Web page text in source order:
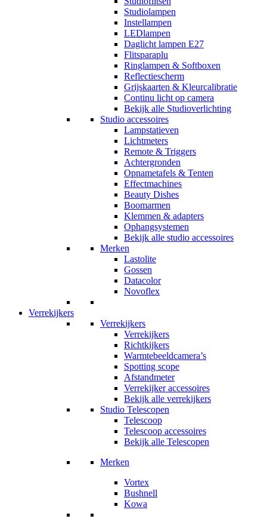
Studiolampen
Instellampen
LEDlampen
Daglicht lampen E27
Flitsparaplu
Ringlampen & Softboxen
Reflectiescherm
Grijskaarten & Kleurcalibratie
Continu licht op camera
Bekijk alle Studioverlichting
Studio accessoires
Lampstatieven
Lichtmeters
Remote & Triggers
Achtergronden
Opnametafels & Tenten
Effectmachines
Beauty Dishes
Boomarmen
Klemmen & adapters
Ophangsystemen
Bekijk alle studio accessoires
Merken
Lastolite
Gossen
Datacolor
Novoflex
Verrekijkers
Verrekijkers
Verrekijkers
Richtkijkers
Warmtebeeldcamera’s
Spotting scope
Afstandmeter
Verrekijker accessoires
Bekijk alle verrekijkers
Studio Telescopen
Telescoop
Telescoop accessoires
Bekijk alle Telescopen
Merken
Vortex
Bushnell
Kowa